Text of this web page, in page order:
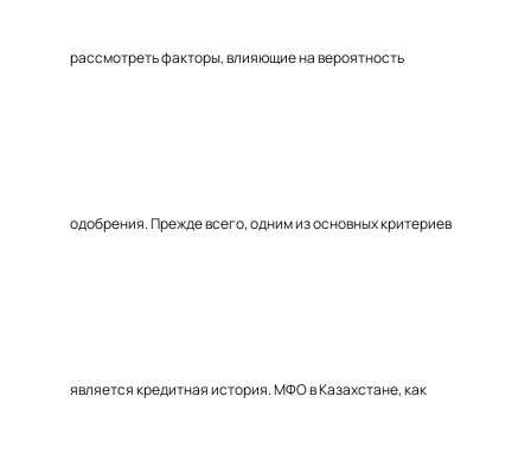
рассмотреть факторы, влияющие на вероятность
одобрения. Прежде всего, одним из основных критериев
является кредитная история. МФО в Казахстане, как